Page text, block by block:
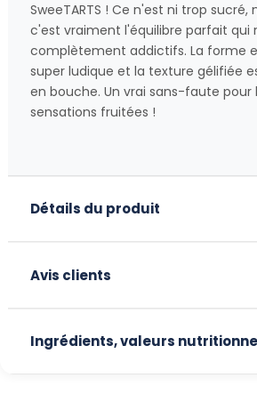
SweeTARTS ! Ce n'est ni trop sucré,
c'est vraiment l'équilibre parfait qui
complètement addictifs. La forme
super ludique et la texture gélifiée
en bouche. Un vrai sans-faute pour
sensations fruitées !
Détails du produit
Avis clients
Ingrédients, valeurs